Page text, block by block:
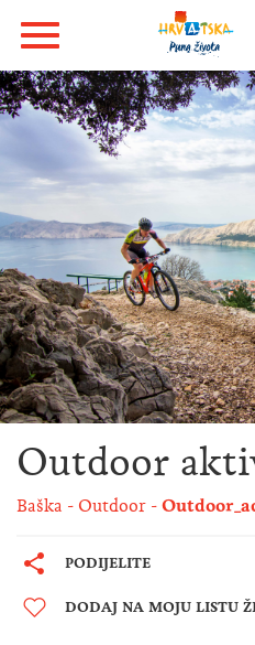
Outdoor
Baška Outdoor
PODIJELITE
DODAJ NA MOJU LISTU